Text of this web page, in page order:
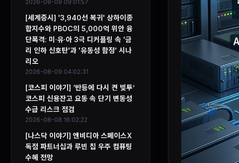
2026-08-09 09:01:57
[세계증시] '3,940선 복귀' 상하이종
합지수와 PBOC의 5,000억 위안 융
단폭격: 미·유·아 3극 디커플링 속 '금
리 인하 신호탄'과 '유동성 함정' 시나
리오
2026-08-09 04:02:31
[코스피 이야기] ‘반등에 다시 켠 빚투’
코스피 신용잔고 요동 속 단기 변동성
수급 리스크 점검
2026-08-08 16:02:22
[나스닥 이야기] 엔비디아 스페이스X
독점 파트너십과 루빈 칩 우주 컴퓨팅
수혜 전망